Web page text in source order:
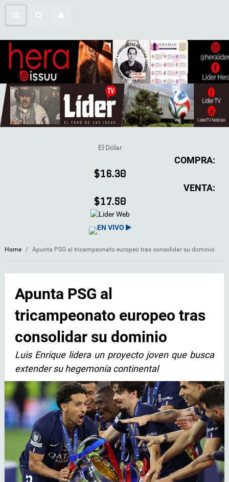
El Dólar
COMPRA:
$16.30
VENTA:
$17.50
EN VIVO
Home / Apunta PSG al tricampeonato europeo tras consolidar su dominio
Apunta PSG al
tricampeonato europeo tras
consolidar su dominio
Luis Enrique lidera un proyecto joven que busca
extender su hegemonía continental